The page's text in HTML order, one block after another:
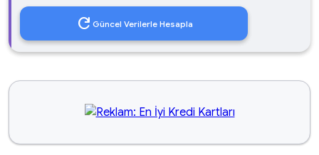
refresh Güncel Verilerle Hesapla